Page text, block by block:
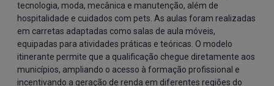
tecnologia, moda, mecânica e manutenção, além de
hospitalidade e cuidados com pets. As aulas foram realizadas
em carretas adaptadas como salas de aula móveis,
equipadas para atividades práticas e teóricas. O modelo
itinerante permite que a qualificação chegue diretamente aos
municípios, ampliando o acesso à formação profissional e
incentivando a geração de renda em diferentes regiões do